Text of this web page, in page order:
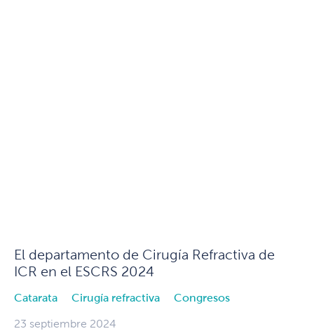
El departamento de Cirugía Refractiva de
ICR en el ESCRS 2024
Catarata Cirugía refractiva Congresos
23 septiembre 2024